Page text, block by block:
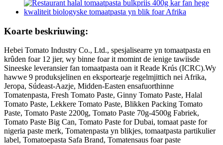
Koarte beskriuwing:
Hebei Tomato Industry Co., Ltd., spesjalisearre yn tomaatpasta en
krûden foar 12 jier, wy binne foar it momint de ienige tawiisde
Sineeske leveransier fan tomaatpasta oan it Reade Krús (ICRC).Wy
hawwe 9 produksjelinen en eksportearje regelmjittich nei Afrika,
Jeropa, Súdeast-Aazje, Midden-Easten ensafuorthinne
Tomatenpasta, Fresh Tomato Paste, Ginny Tomato Paste, Halal
Tomato Paste, Lekkere Tomato Paste, Blikken Packing Tomato
Paste, Tomato Paste 2200g, Tomato Paste 70g-4500g Fabriek,
Tomato Paste Big Can, Tomato Paste for Dubai, tomaat paste for
nigeria paste merk, Tomatenpasta yn blikjes, tomaatpasta partikulier
label, Tomatoepasta Safa Brand, Tomatensaus foar paste